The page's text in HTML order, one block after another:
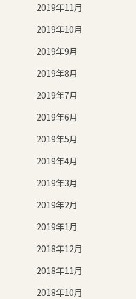
2019年11月
2019年10月
2019年9月
2019年8月
2019年7月
2019年6月
2019年5月
2019年4月
2019年3月
2019年2月
2019年1月
2018年12月
2018年11月
2018年10月